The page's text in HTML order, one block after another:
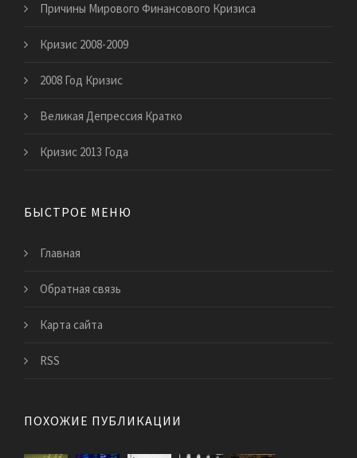
Причины Мирового Финансового Кризиса
Кризис 2008-2009
2008 Год Кризис
Великая Депрессия Кратко
Кризис 2013 Года
БЫСТРОЕ МЕНЮ
Главная
Обратная связь
Карта сайта
RSS
ПОХОЖИЕ ПУБЛИКАЦИИ